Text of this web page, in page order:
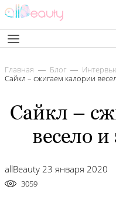
Главная Блог
Сайкл – сжигаем калории
Сайкл –
весело
allBeauty 23 января 2020
3059